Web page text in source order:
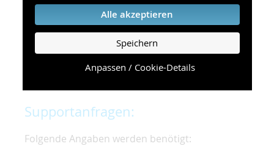
Alle akzeptieren
Speichern
Anpassen / Cookie-Details
bitten wir Sie,
folgende Punkte zu beachten und einzuhalten.
Die schnellste Hilfe finden Sie auf unserer
Seite, die die häufig gestellten Fragen
Supportanfragen:
Folgende Angaben werden benötigt: